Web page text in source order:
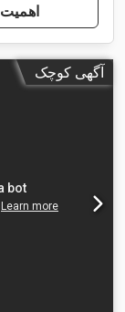
اهمیت
آگهی کوچک